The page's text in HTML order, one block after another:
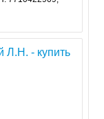
Л.Н. - купить